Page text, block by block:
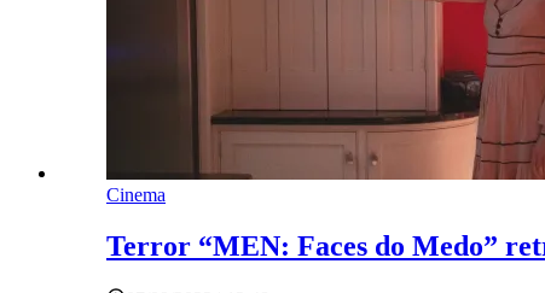
Cinema
Terror “MEN: Faces do Medo”